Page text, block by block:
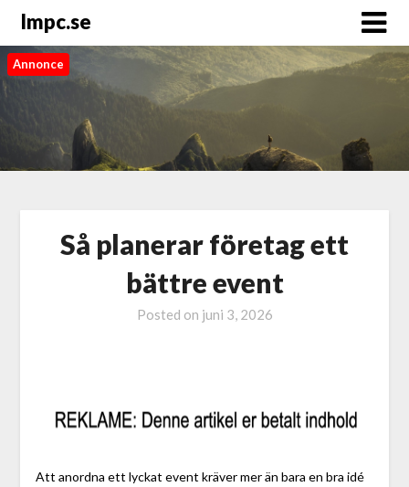
Impc.se
Annonce
Så planerar företag ett
bättre event
Posted on juni 3, 2026
Att anordna ett lyckat event kräver mer än bara en bra idé